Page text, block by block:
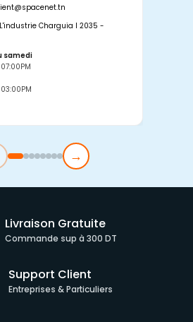
Charguia I 2035 -
samedi
→
Livraison Gratuite
Commande sup à 300 DT
Support Client
Entreprises & Particuliers